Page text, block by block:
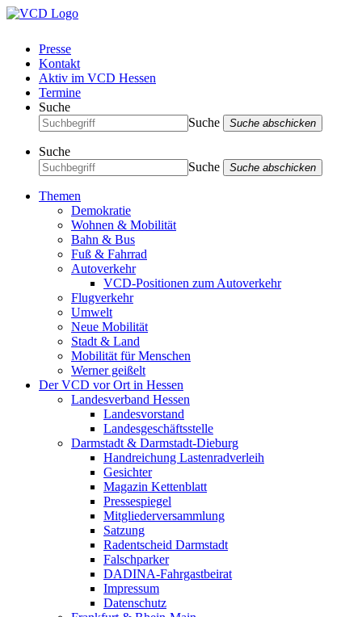
Presse
Kontakt
Aktiv im VCD Hessen
Termine
Suche
Suche
Suche abschicken
Suche
Suche
Suche abschicken
Themen
Demokratie
Wohnen & Mobilität
Bahn & Bus
Fuß & Fahrrad
Autoverkehr
VCD-Positionen zum Autoverkehr
Flugverkehr
Umwelt
Neue Mobilität
Stadt & Land
Mobilität für Menschen
Werner geißelt
Der VCD vor Ort in Hessen
Landesverband Hessen
Landesvorstand
Landesgeschäftsstelle
Darmstadt & Darmstadt-Dieburg
Handreichung Lastenradverleih
Gesichter
Magazin Kettenblatt
Pressespiegel
Mitgliederversammlung
Satzung
Radentscheid Darmstadt
Falschparker
DADINA-Fahrgastbeirat
Impressum
Datenschutz